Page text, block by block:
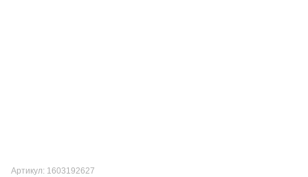
Артикул: 1603192627